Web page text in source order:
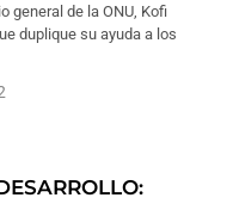
general de la ONU, Kofi
duplique su ayuda a los